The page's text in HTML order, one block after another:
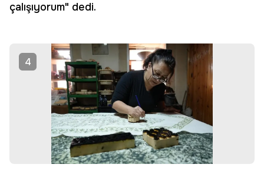
çalışıyorum" dedi.
4